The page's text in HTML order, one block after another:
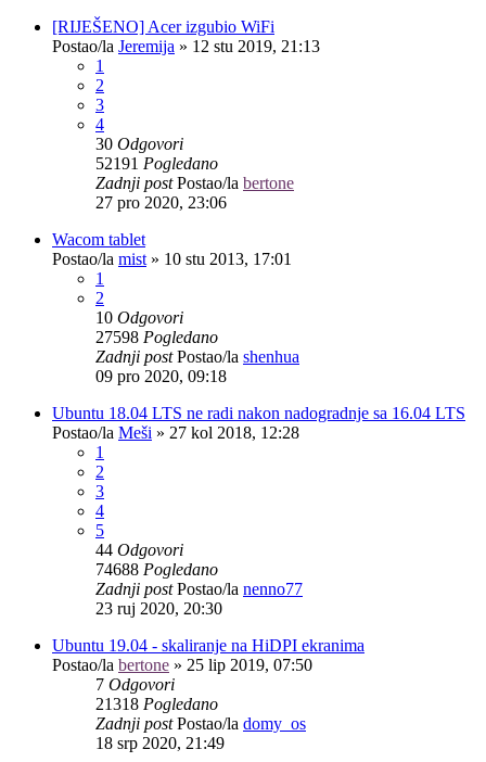
[RIJEŠENO] Acer izgubio WiFi
Postao/la Jeremija » 12 stu 2019, 21:13
1
2
3
4
30 Odgovori
52191 Pogledano
Zadnji postPostao/la bertone
27 pro 2020, 23:06
Wacom tablet
Postao/la mist » 10 stu 2013, 17:01
1
2
10 Odgovori
27598 Pogledano
Zadnji postPostao/la shenhua
09 pro 2020, 09:18
Ubuntu 18.04 LTS ne radi nakon nadogradnje sa 16.04 LTS
Postao/la Meši » 27 kol 2018, 12:28
1
2
3
4
5
44 Odgovori
74688 Pogledano
Zadnji postPostao/la nenno77
23 ruj 2020, 20:30
Ubuntu 19.04 - skaliranje na HiDPI ekranima
Postao/la bertone » 25 lip 2019, 07:50
7 Odgovori
21318 Pogledano
Zadnji postPostao/la domy_os
18 srp 2020, 21:49